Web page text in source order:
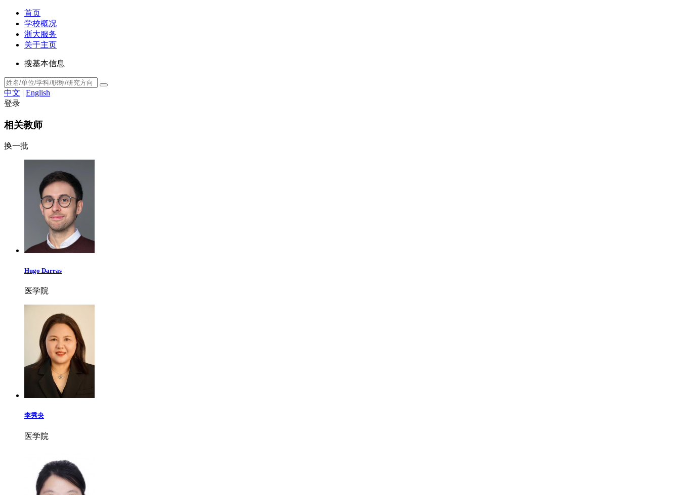
首页
学校概况
浙大服务
关于主页
搜基本信息
中文 | English
登录
相关教师
换一批
Hugo Darras
医学院
李秀央
医学院